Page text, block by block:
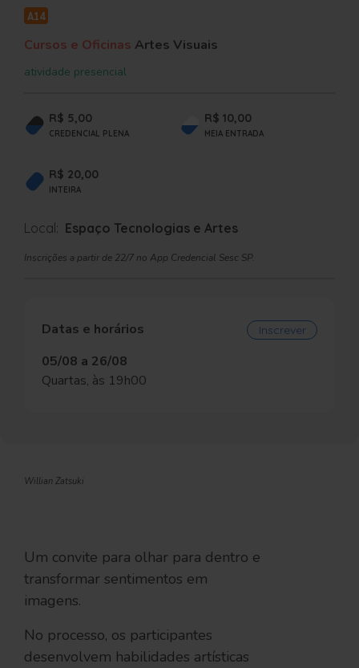
A14
Cursos e Oficinas Artes Visuais
atividade presencial
R$ 5,00
CREDENCIAL PLENA
R$ 10,00
MEIA ENTRADA
R$ 20,00
INTEIRA
Local: Espaço Tecnologias e Artes
Inscrições a partir de 22/7 no App Credencial Sesc SP.
Datas e horários Inscrever
05/08 a 26/08
Quartas, às 19h00
Willian Zatsuki
Um convite para olhar para dentro e
transformar sentimentos em
imagens.
No processo, os participantes
desenvolvem habilidades artísticas